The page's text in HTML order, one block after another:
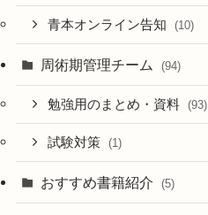
青本オンライン告知 (10)
周術期管理チーム (94)
勉強用のまとめ・資料 (93)
試験対策 (1)
おすすめ書籍紹介 (5)